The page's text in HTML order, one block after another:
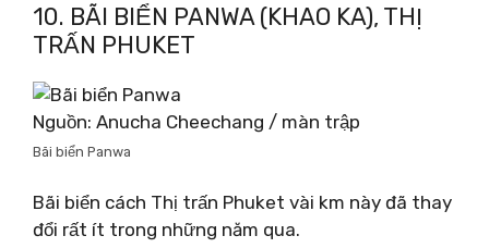
10. BÃI BIỂN PANWA (KHAO KA), THỊ
TRẤN PHUKET
Nguồn: Anucha Cheechang / màn trập
Bãi biển Panwa
Bãi biển cách Thị trấn Phuket vài km này đã thay
đổi rất ít trong những năm qua.